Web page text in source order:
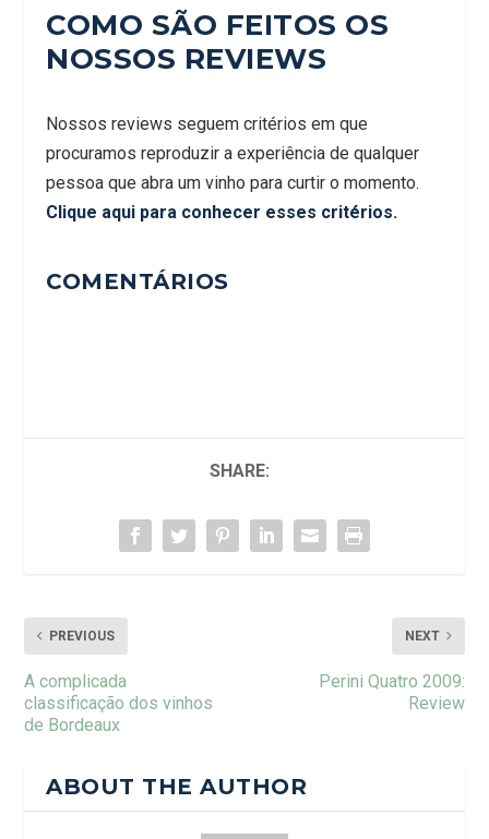
COMO SÃO FEITOS OS
NOSSOS REVIEWS
Nossos reviews seguem critérios em que
procuramos reproduzir a experiência de qualquer
pessoa que abra um vinho para curtir o momento.
Clique aqui para conhecer esses critérios.
COMENTÁRIOS
SHARE:
PREVIOUS
A complicada
classificação dos vinhos
de Bordeaux
NEXT
Perini Quatro 2009:
Review
ABOUT THE AUTHOR